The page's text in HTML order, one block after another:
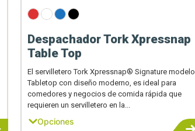
Despachador Tork Xpressnap
Table Top
El servilletero Tork Xpressnap® Signature modelo
Tabletop con diseño moderno, es ideal para
comedores y negocios de comida rápida que
requieren un servilletero en la...
Opciones